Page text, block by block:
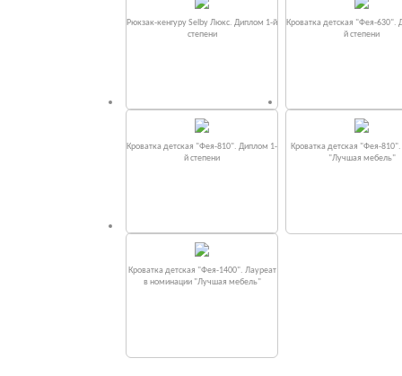
Рюкзак-кенгуру Selby Люкс. Диплом 1-й
степени
Кроватка детская "Фея-630".
й степени
Кроватка детская "Фея-810". Диплом 1-
й степени
Кроватка детская "Фея-
"Лучшая мебель"
Кроватка детская "Фея-1400". Лауреат
в номинации "Лучшая мебель"